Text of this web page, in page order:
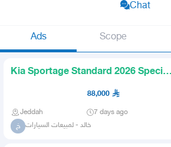
Chat
Ads Scope
Kia Sportage Standard 2026 Special
Prices for Cash and Finan
88,000
Jeddah 7 days ago
خ خالد - لمبيعات السيارات